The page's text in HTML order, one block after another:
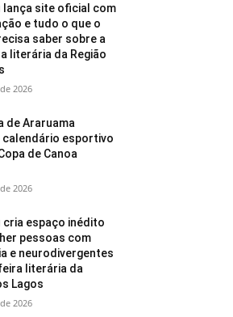
lança site oficial com
e tudo o que o
saber sobre a
literária da Região
2026
de Araruama
esportivo
de Canoa
2026
cria espaço inédito
pessoas com
e neurodivergentes
literária da
Lagos
2026